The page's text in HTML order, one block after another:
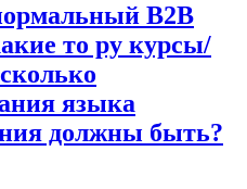
B2B
то ру курсы/
языка
должны быть?